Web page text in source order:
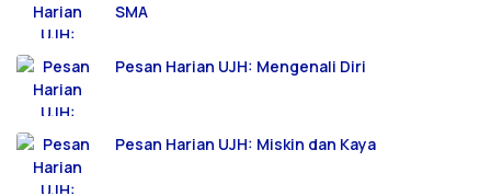
SMA
Pesan Harian UJH: Mengenali Diri
Pesan Harian UJH: Miskin dan Kaya